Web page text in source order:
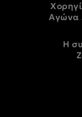
Αγώνα
Η